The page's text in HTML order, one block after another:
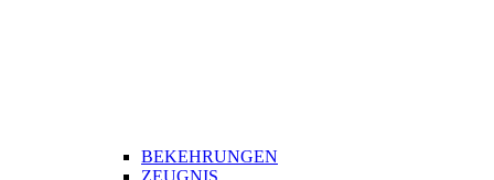
BEKEHRUNGEN
ZEUGNIS